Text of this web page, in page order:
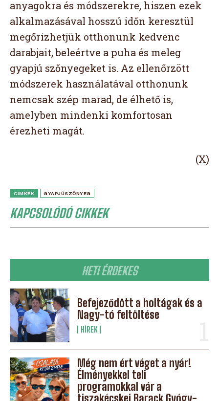
HETI ÉRDEKES
Befejeződött a holtágak és a
Nagy-tó feltöltése
HÍREK
Még nem ért véget a nyár!
Élményekkel teli
programokkal vár a
tiszakécskei Barack Gyógy-
anyagokra és módszerekre, hiszen ezek
alkalmazásával hosszú időn keresztül
megőrizhetjük otthonunk kedvenc
darabjait, beleértve a puha és meleg
gyapjú szőnyegeket is. Az ellenőrzött
módszerek használatával otthonunk
nemcsak szép marad, de élhető is,
amelyben mindenki komfortosan
érezheti magát.
(X)
CIMKÉK GYAPJÚSZŐNYEG
KAPCSOLÓDÓ CIKKEK